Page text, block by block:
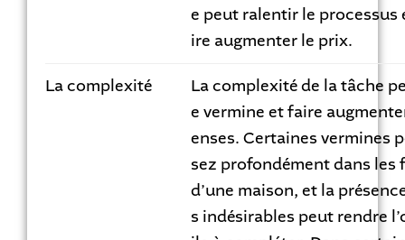
e peut ralentir le processus
ire augmenter le prix.
La complexité
La complexité de la tâche
e vermine et faire
enses. Certaines vermines
sez profondément dans les
d’une maison, et la
s indésirables peut rendre